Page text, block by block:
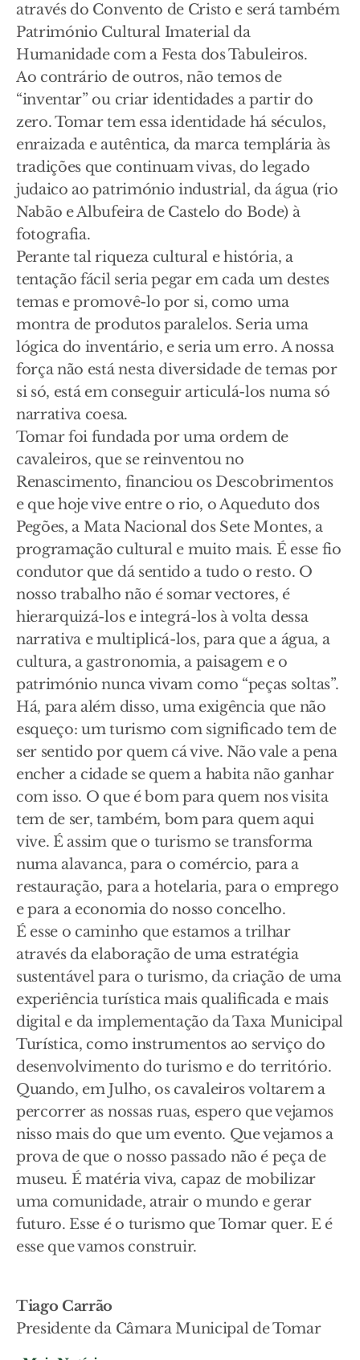
através do Convento de Cristo e será também
Património Cultural Imaterial da
Humanidade com a Festa dos Tabuleiros.
Ao contrário de outros, não temos de
“inventar” ou criar identidades a partir do
zero. Tomar tem essa identidade há séculos,
enraizada e autêntica, da marca templária às
tradições que continuam vivas, do legado
judaico ao património industrial, da água (rio
Nabão e Albufeira de Castelo do Bode) à
fotografia.
Perante tal riqueza cultural e história, a
tentação fácil seria pegar em cada um destes
temas e promovê-lo por si, como uma
montra de produtos paralelos. Seria uma
lógica do inventário, e seria um erro. A nossa
força não está nesta diversidade de temas por
si só, está em conseguir articulá-los numa só
narrativa coesa.
Tomar foi fundada por uma ordem de
cavaleiros, que se reinventou no
Renascimento, financiou os Descobrimentos
e que hoje vive entre o rio, o Aqueduto dos
Pegões, a Mata Nacional dos Sete Montes, a
programação cultural e muito mais. É esse fio
condutor que dá sentido a tudo o resto. O
nosso trabalho não é somar vectores, é
hierarquizá-los e integrá-los à volta dessa
narrativa e multiplicá-los, para que a água, a
cultura, a gastronomia, a paisagem e o
património nunca vivam como “peças soltas”.
Há, para além disso, uma exigência que não
esqueço: um turismo com significado tem de
ser sentido por quem cá vive. Não vale a pena
encher a cidade se quem a habita não ganhar
com isso. O que é bom para quem nos visita
tem de ser, também, bom para quem aqui
vive. É assim que o turismo se transforma
numa alavanca, para o comércio, para a
restauração, para a hotelaria, para o emprego
e para a economia do nosso concelho.
É esse o caminho que estamos a trilhar
através da elaboração de uma estratégia
sustentável para o turismo, da criação de uma
experiência turística mais qualificada e mais
digital e da implementação da Taxa Municipal
Turística, como instrumentos ao serviço do
desenvolvimento do turismo e do território.
Quando, em Julho, os cavaleiros voltarem a
percorrer as nossas ruas, espero que vejamos
nisso mais do que um evento. Que vejamos a
prova de que o nosso passado não é peça de
museu. É matéria viva, capaz de mobilizar
uma comunidade, atrair o mundo e gerar
futuro. Esse é o turismo que Tomar quer. E é
esse que vamos construir.
Tiago Carrão
Presidente da Câmara Municipal de Tomar